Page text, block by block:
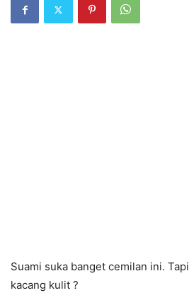
Suami suka banget cemilan ini.
kacang kulit ?